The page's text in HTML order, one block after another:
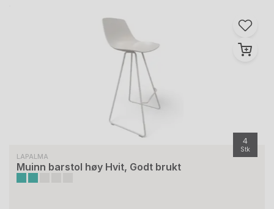
4
Stk
LAPALMA
Muinn barstol høy Hvit, Godt brukt